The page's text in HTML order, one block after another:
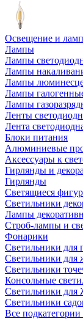
Освещение и
Лампы
Лампы
Лампы
Лампы
Лампы
Лампы
Ленты
Лента
Блоки питания
Алюминиевые
Аксессуары к
Гирлянды и
Гирлянды
Светящиеся
Светильники
Лампы
Строб-лампы и
Фонарики
Светильники для
Светильники
Светильники
Консольные
Светильники
Светильники
Все